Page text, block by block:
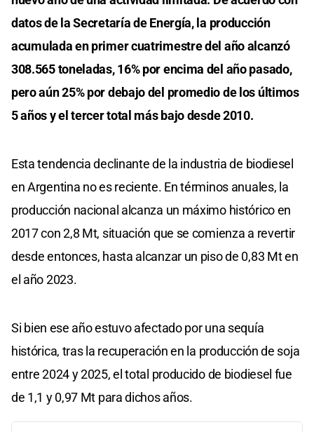
datos de la Secretaría de Energía, la producción
acumulada en primer cuatrimestre del año alcanzó
308.565 toneladas, 16% por encima del año pasado,
pero aún 25% por debajo del promedio de los últimos
5 años y el tercer total más bajo desde 2010.
Esta tendencia declinante de la industria de biodiesel
en Argentina no es reciente. En términos anuales, la
producción nacional alcanza un máximo histórico en
2017 con 2,8 Mt, situación que se comienza a revertir
desde entonces, hasta alcanzar un piso de 0,83 Mt en
el año 2023.
Si bien ese año estuvo afectado por una sequía
histórica, tras la recuperación en la producción de soja
entre 2024 y 2025, el total producido de biodiesel fue
de 1,1 y 0,97 Mt para dichos años.